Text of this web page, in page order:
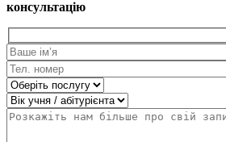
консультацію